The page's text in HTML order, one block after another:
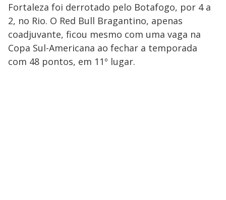
Fortaleza foi derrotado pelo Botafogo, por 4 a
2, no Rio. O Red Bull Bragantino, apenas
coadjuvante, ficou mesmo com uma vaga na
Copa Sul-Americana ao fechar a temporada
com 48 pontos, em 11º lugar.